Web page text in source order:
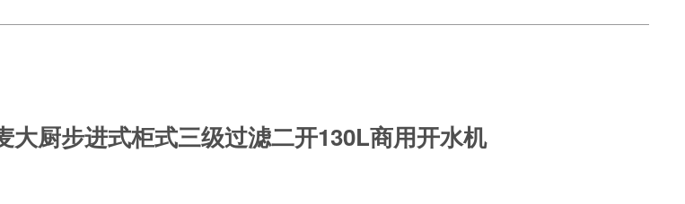
大厨步进式柜式三级过滤二开130L商用开水机